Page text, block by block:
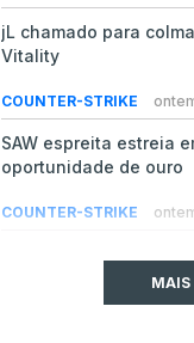
jL chamado para
Vitality
COUNTER-STRIKE
SAW espreita estreia
oportunidade de ouro
COUNTER-STRIKE
do Counter-Strike 2MAIS